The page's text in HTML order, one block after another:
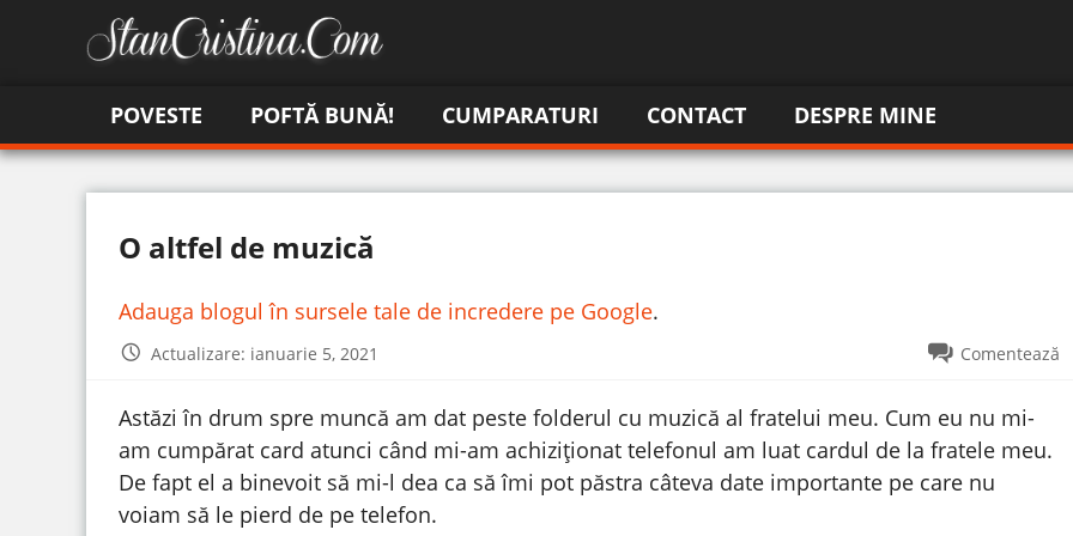
POVESTE POFTĂ BUNĂ! CUMPARATURI CONTACT DESPRE MINE
O altfel de muzică
Adauga blogul în sursele tale de incredere pe Google.
Actualizare: ianuarie 5, 2021 Comentează
Astăzi în drum spre muncă am dat peste folderul cu muzică al fratelui meu. Cum eu nu mi-
am cumpărat card atunci când mi-am achiziționat telefonul am luat cardul de la fratele meu.
De fapt el a binevoit să mi-l dea ca să îmi pot păstra câteva date importante pe care nu
voiam să le pierd de pe telefon.